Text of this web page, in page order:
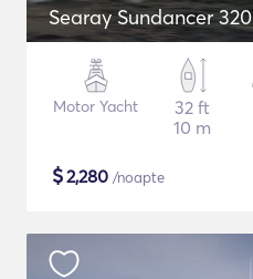
Searay Sundancer 320
Motor Yacht
32 ft
10 m
$2,280 /noapte